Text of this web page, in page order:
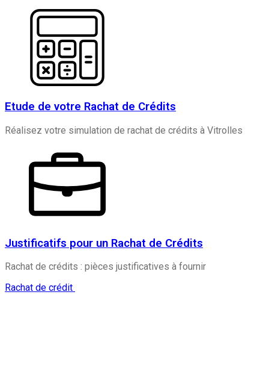
Etude de votre Rachat de Crédits
Réalisez votre simulation de rachat de crédits à Vitrolles
Justificatifs pour un Rachat de Crédits
Rachat de crédits : pièces justificatives à fournir
Rachat de crédit